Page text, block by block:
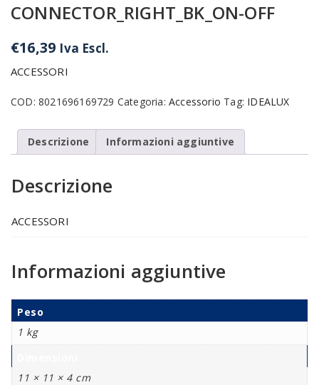
CONNECTOR_RIGHT_BK_ON-OFF
€16,39 Iva Escl.
ACCESSORI
COD: 8021696169729 Categoria:Accessorio Tag: IDEALUX
Descrizione Informazioni aggiuntive
Descrizione
ACCESSORI
Informazioni aggiuntive
Peso
1 kg
11 × 11 × 4 cm